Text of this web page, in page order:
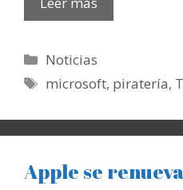
Categorías
Noticias
Etiquetas
microsoft, piratería,
Apple se renueva